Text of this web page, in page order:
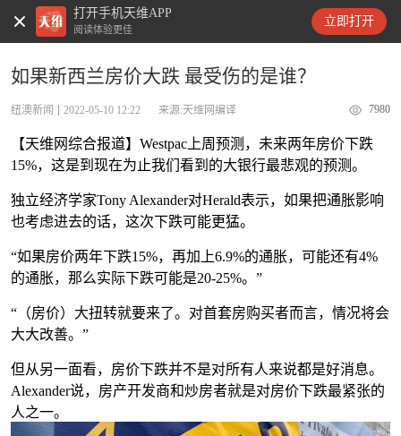
打开手机天维APP
阅读体验更佳
立即打开
天维新闻
如果新西兰房价大跌 最受伤的是谁？
纽澳新闻 2022-05-10 12:22 来源:天维网编译 7980
【天维网综合报道】Westpac上周预测，未来两年房价下跌
15%，这是到现在为止我们看到的大银行最悲观的预测。
独立经济学家Tony Alexander对Herald表示，如果把通胀影响
也考虑进去的话，这次下跌可能更猛。
“如果房价两年下跌15%，再加上6.9%的通胀，可能还有4%
的通胀，那么实际下跌可能是20-25%。”
“（房价）大扭转就要来了。对首套房购买者而言，情况将会
大大改善。”
但从另一面看，房价下跌并不是对所有人来说都是好消息。
Alexander说，房产开发商和炒房者就是对房价下跌最紧张的
人之一。